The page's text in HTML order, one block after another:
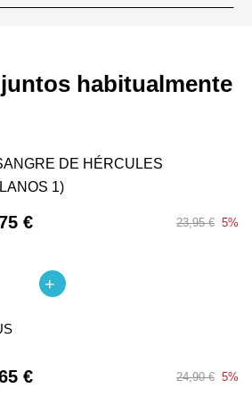
habitualmente
DE HÉRCULES
1)
€ 23,95 € 5%
€ 24,90 € 5%